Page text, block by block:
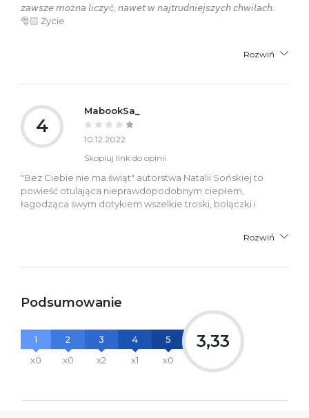
𝘻𝘢𝘸𝘴𝘻𝘦 𝘮𝘰ż𝘯𝘢 𝘭𝘪𝘤𝘻𝘺ć, 𝘯𝘢𝘸𝘦𝘵 𝘸 𝘯𝘢𝘫𝘵𝘳𝘶𝘥𝘯𝘪𝘦𝘫𝘴𝘻𝘺𝘤𝘩 𝘤𝘩𝘸𝘪𝘭𝘢𝘤𝘩.
🎅🏻 Życie
Rozwiń
4
MabookSa_
10.12.2022
Skopiuj link do opinii
"Bez Ciebie nie ma świąt" autorstwa Natalii Sońskiej to
powieść otulająca nieprawdopodobnym ciepłem,
łagodząca swym dotykiem wszelkie troski, bolączki i
Rozwiń
Podsumowanie
1
x0
2
x0
3
x2
4
x1
5
x0
3,33